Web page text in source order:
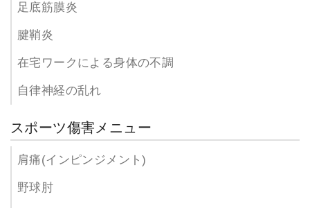
足底筋膜炎
腱鞘炎
在宅ワークによる身体の不調
自律神経の乱れ
スポーツ傷害メニュー
肩痛(インピンジメント)
野球肘